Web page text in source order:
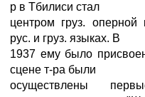
р в Тбилиси стал
центром груз. оперной
рус. и груз. языках. В
1937 ему было
сцене т-ра были
осуществлены